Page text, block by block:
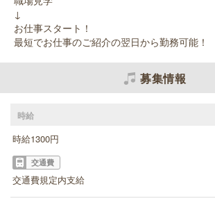
↓
お仕事スタート！
最短でお仕事のご紹介の翌日から勤務可能！
募集情報
時給
時給1300円
交通費
交通費規定内支給